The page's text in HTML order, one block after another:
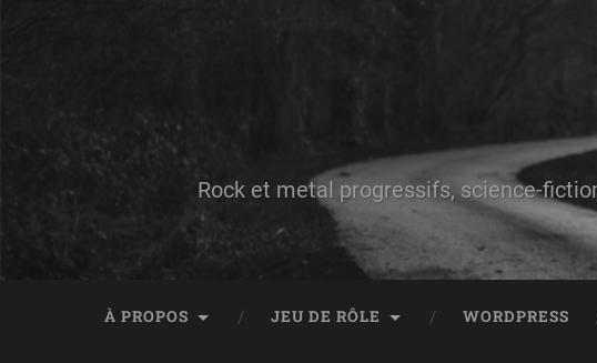
Rock et metal progressifs, science-
À PROPOS JEU DE RÔLE WORDPRESS